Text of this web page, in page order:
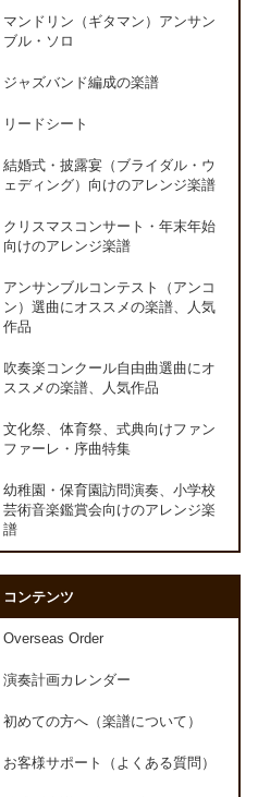
マンドリン（ギタマン）アンサン
ブル・ソロ
ジャズバンド編成の楽譜
リードシート
結婚式・披露宴（ブライダル・ウ
ェディング）向けのアレンジ楽譜
クリスマスコンサート・年末年始
向けのアレンジ楽譜
アンサンブルコンテスト（アンコ
ン）選曲にオススメの楽譜、人気
作品
吹奏楽コンクール自由曲選曲にオ
ススメの楽譜、人気作品
文化祭、体育祭、式典向けファン
ファーレ・序曲特集
幼稚園・保育園訪問演奏、小学校
芸術音楽鑑賞会向けのアレンジ楽
譜
コンテンツ
Overseas Order
演奏計画カレンダー
初めての方へ（楽譜について）
お客様サポート（よくある質問）